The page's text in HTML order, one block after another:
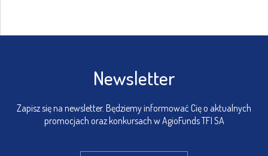
Newsletter
Zapisz się na newsletter. Będziemy informować Cię o aktualnych
promocjach oraz konkursach w AgioFunds TFI SA